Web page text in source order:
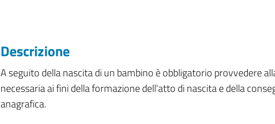
Descrizione
A seguito della nascita di un bambino è obbligatorio provvedere
necessaria ai fini della formazione dell'atto di nascita e della
anagrafica.